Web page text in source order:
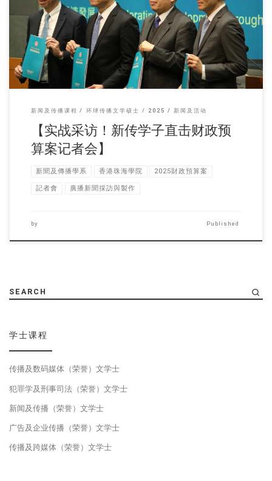
本校新闻及传播学系5 […]
新闻及传播课程 环球传播文学硕士 2025 新闻及活动
【实战采访！新传学子直击财政预
算案记者会】
新聞及傳播學系 香港珠海學院 2025財政預算案
記者會 廣播新聞採訪與製作
by Published
SEARCH
学士课程
传播及数码媒体（荣誉）文学士
犯罪学及刑事司法（荣誉）文学士
新闻及传播（荣誉）文学士
广告及企业传播（荣誉）文学士
传播及跨媒体（荣誉）文学士